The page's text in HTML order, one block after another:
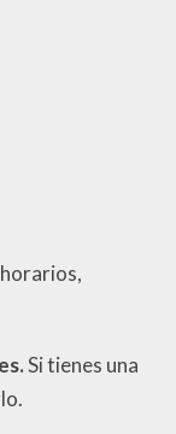
Si tienes una